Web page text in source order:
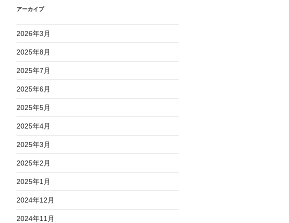
アーカイブ
2026年3月
2025年8月
2025年7月
2025年6月
2025年5月
2025年4月
2025年3月
2025年2月
2025年1月
2024年12月
2024年11月